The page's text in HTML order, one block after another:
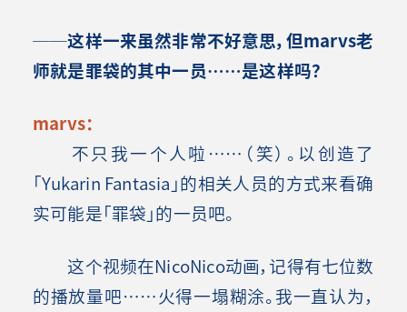
──这样一来虽然非常不好意思，但marvs老
师就是罪袋的其中一员……是这样吗？
marvs：
不只我一个人啦……（笑）。以创造了
「Yukarin Fantasia」的相关人员的方式来看确
实可能是「罪袋」的一员吧。
这个视频在NicoNico动画，记得有七位数
的播放量吧……火得一塌糊涂。我一直认为，